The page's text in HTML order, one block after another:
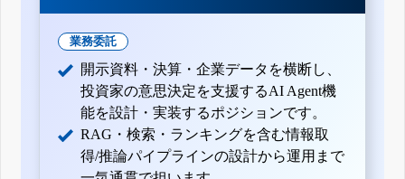
業務委託
開示資料・決算・企業データを横断し、
投資家の意思決定を支援するAI Agent機
能を設計・実装するポジションです。
RAG・検索・ランキングを含む情報取
得/推論パイプラインの設計から運用まで